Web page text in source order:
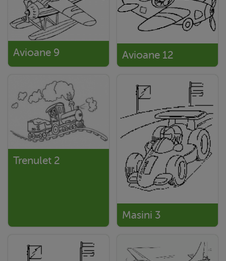
Avioane 9 Avioane 12
Trenulet 2
Masini 3